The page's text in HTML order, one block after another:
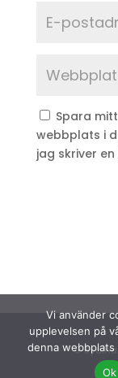
Spara
webbplats i
jag skriver
©
Vi använder
upplevelsen på
denna
Ok